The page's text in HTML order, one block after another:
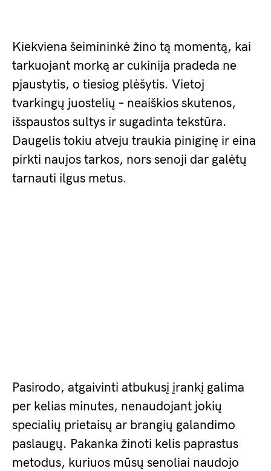
Kiekviena šeimininkė žino tą momentą, kai
tarkuojant morką ar cukinija pradeda ne
pjaustytis, o tiesiog plėšytis. Vietoj
tvarkingų juostelių – neaiškios skutenos,
išspaustos sultys ir sugadinta tekstūra.
Daugelis tokiu atveju traukia piniginę ir eina
pirkti naujos tarkos, nors senoji dar galėtų
tarnauti ilgus metus.
Pasirodo, atgaivinti atbukusį įrankį galima
per kelias minutes, nenaudojant jokių
specialių prietaisų ar brangių galandimo
paslaugų. Pakanka žinoti kelis paprastus
metodus, kuriuos mūsų senoliai naudojo